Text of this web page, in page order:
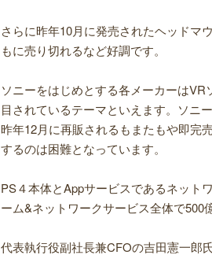
さらに昨年10月に発売されたヘッドマ
もに売り切れるなど好調です。
ソニーをはじめとする各メーカーは
目されているテーマといえます。ソニ
昨年12月に再販されるもまたもや即完
するのは困難となっています。
PS４本体とAppサービスであるネット
ーム&ネットワークサービス全体で500
代表執行役副社長兼CFOの吉田憲一郎